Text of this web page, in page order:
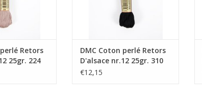
Retors
25gr. 224
DMC Coton perlé Retors
D'alsace nr.12 25gr. 310
€12,15